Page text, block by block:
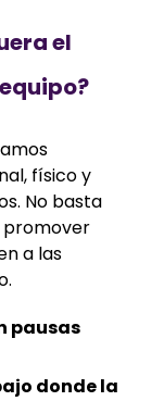
el
físico y
No basta
promover
a las
pausas
donde la